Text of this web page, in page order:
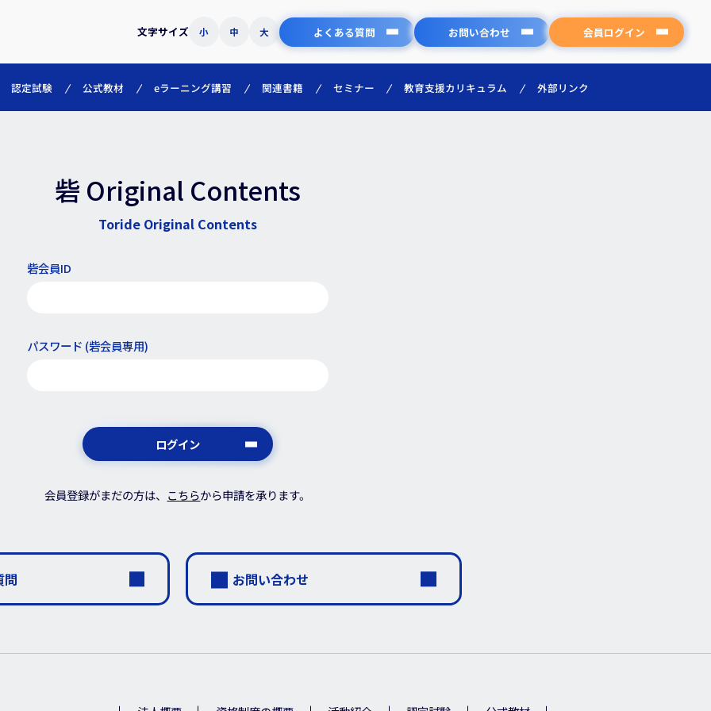
文字サイズ 小 中 大 よくある質問 お問い合わせ 会員ログイン
認定試験 公式教材 eラーニング講習 関連書籍 セミナー 教育支援カリキュラム 外部リンク
砦 Original Contents
Toride Original Contents
砦会員ID
パスワード (砦会員専用)
ログイン
会員登録がまだの方は、 こちらから申請を承ります。
問 お問い合わせ